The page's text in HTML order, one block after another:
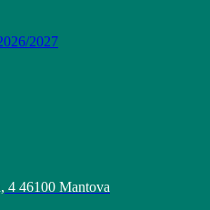
2027
4 46100 Mantova